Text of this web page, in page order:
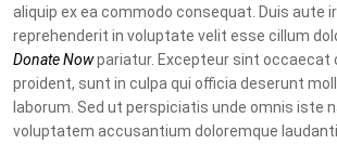
aliquip ex ea commodo consequat. Duis aute
reprehenderit in voluptate velit esse cillum
Donate Nowpariatur. Excepteur sint occaecat
proident, sunt in culpa qui officia deserunt
laborum. Sed ut perspiciatis unde omnis iste
voluptatem accusantium doloremque